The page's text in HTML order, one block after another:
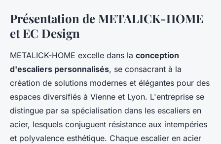
Présentation de METALICK-HOME
et EC Design
METALICK-HOME excelle dans la conception
d'escaliers personnalisés, se consacrant à la
création de solutions modernes et élégantes pour des
espaces diversifiés à Vienne et Lyon. L'entreprise se
distingue par sa spécialisation dans les escaliers en
acier, lesquels conjuguent résistance aux intempéries
et polyvalence esthétique. Chaque escalier en acier